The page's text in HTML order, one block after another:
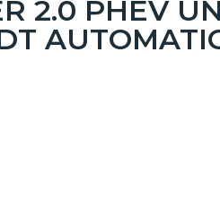
2.0 PHEV